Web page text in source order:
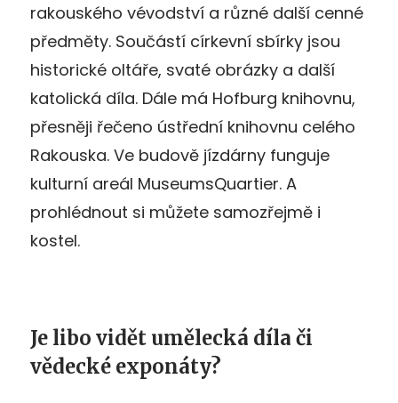
rakouského vévodství a různé další cenné
předměty. Součástí církevní sbírky jsou
historické oltáře, svaté obrázky a další
katolická díla. Dále má Hofburg knihovnu,
přesněji řečeno ústřední knihovnu celého
Rakouska. Ve budově jízdárny funguje
kulturní areál MuseumsQuartier. A
prohlédnout si můžete samozřejmě i
kostel.
Je libo vidět umělecká díla či
vědecké exponáty?